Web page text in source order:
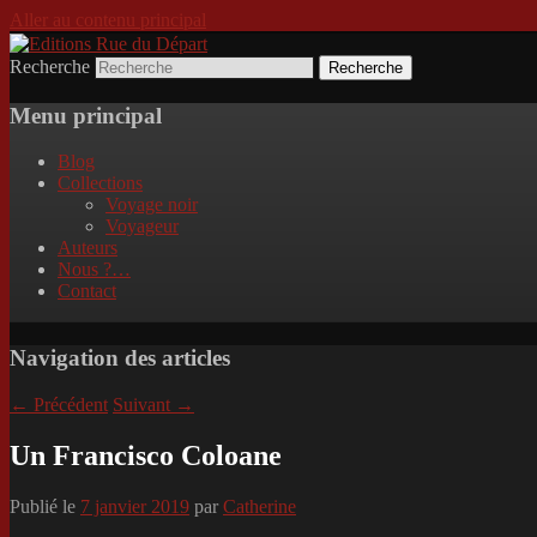
Aller au contenu principal
Editions Rue du Départ
Incitation au voyage, du roman noir au
Recherche
Menu principal
Blog
Collections
Voyage noir
Voyageur
Auteurs
Nous ?…
Contact
Navigation des articles
← Précédent Suivant →
Un Francisco Coloane
Publié le 7 janvier 2019 par Catherine